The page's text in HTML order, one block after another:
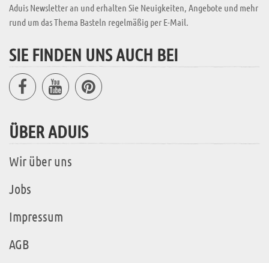
Aduis Newsletter an und erhalten Sie Neuigkeiten, Angebote und mehr
rund um das Thema Basteln regelmäßig per E-Mail.
SIE FINDEN UNS AUCH BEI
ÜBER ADUIS
Wir über uns
Jobs
Impressum
AGB